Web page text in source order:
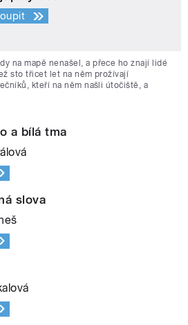
na mapě nenašel, a přece ho znají lidé
sto třicet let na něm prožívají
kteří na něm našli útočiště, a
a bílá tma
slova